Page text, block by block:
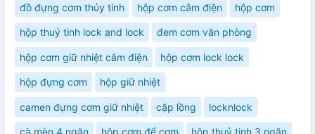
đồ đựng cơm thủy tinh hộp cơm cắm điện hộp cơm
hộp thuỷ tinh lock and lock đem cơm văn phòng
hộp cơm giữ nhiệt cắm điện hộp cơm lock lock
hộp đựng cơm hộp giữ nhiệt
camen đựng cơm giữ nhiệt cặp lồng locknlock